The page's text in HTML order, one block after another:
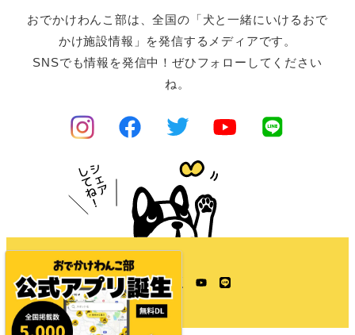
おでかけわんこ部は、全国の「犬と一緒にいけるおで
かけ施設情報」を発信するメディアです。
SNSでも情報を発信中！ぜひフォローしてください
ね。
Instagram
Facebook
TwitterYouTube
LINE